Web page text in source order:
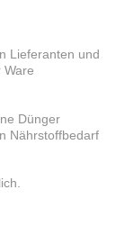
Lieferanten und
Ware
Dünger
Nährstoffbedarf